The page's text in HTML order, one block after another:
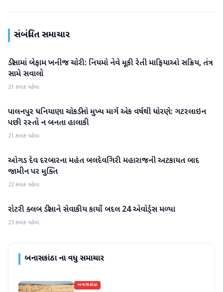
સંબંધિત સમાચાર
બનાસકાંઠા
ડીસામાં બેફામ ખનીજ ચોરી: નિયમો નેવે મૂકી રેતી માફિયાઓ સક્રિય, તંત્ર
સામે સવાલો
21 કલાક પહેલા
બનાસકાંઠા
પાલનપુર ધનિયાણા ચોકડીનો મુખ્ય માર્ગ એક વર્ષથી ધોરણે: ગટરલાઇન
પછી રસ્તો ન બનતા હાલાકી
21 કલાક પહેલા
બનાસકાંઠા
ઓગડ દેવ દરબારના મહંત બલદેવગિરી મહારાજની અટકાયત બાદ
જામીન પર મુક્તિ
22 કલાક પહેલા
બનાસકાંઠા
રોટરી ક્લબ ડીસાને સેવાકીય કાર્યો બદલ 24 એવોર્ડ્સ મળ્યા
23 કલાક પહેલા
બનાસકાંઠાના વધુ સમાચાર
બનાસકાંઠા